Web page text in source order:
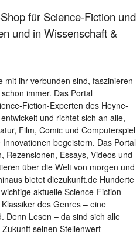
für Science-Fiction und
und in Wissenschaft &
mit ihr verbunden sind, faszinieren
immer. Das Portal
Fiction-Experten des Heyne-
und richtet sich an alle,
Film, Comic und Computerspiel
begeistern. Das Portal
Rezensionen, Essays, Videos und
über die Welt von morgen und
bietet diezukunft.de Hunderte
aktuelle Science-Fiction-
des Genres – eine
Denn Lesen – da sind sich alle
seinen Stellenwert